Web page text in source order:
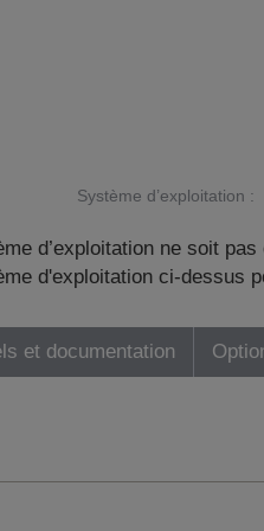
Système d’exploitation :
d’exploitation ne soit
d'exploitation ci-dessus
et documentation